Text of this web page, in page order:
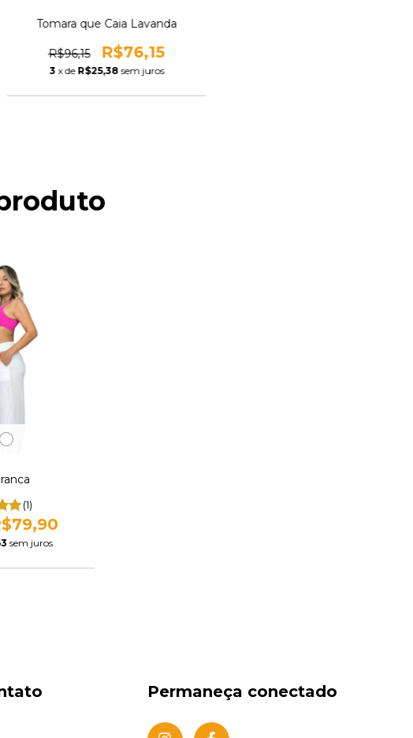
Tomara que Caia Lavanda
R$96,15 R$76,15
3 x de R$25,38 sem juros
(1)
sem juros
Permaneça conectado